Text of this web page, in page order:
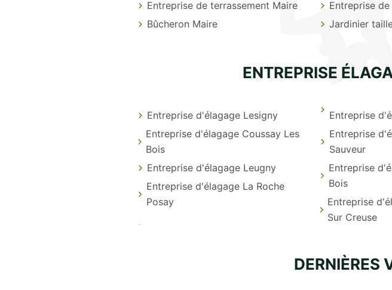
Entreprise de terrassement Maire
Bûcheron Maire
Entreprise
Jardinier
ENTREPRISE
Entreprise d'élagage Lesigny
Entreprise d'élagage Coussay Les
Bois
Entreprise d'élagage Leugny
Entreprise d'élagage La Roche
Posay
Entreprise
Entreprise
Sauveur
Entreprise
Bois
Entreprise
Sur Creuse
DERNIÈRES